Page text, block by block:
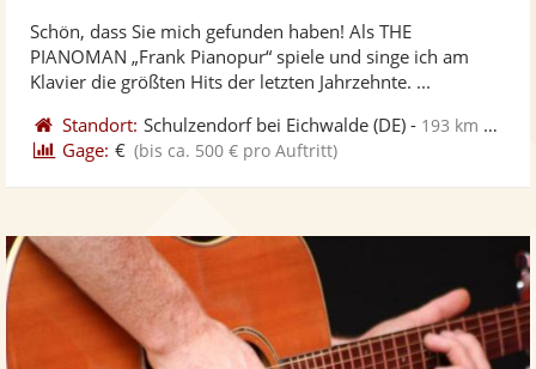
Schön, dass Sie mich gefunden haben! Als THE
PIANOMAN „Frank Pianopur“ spiele und singe ich am
Klavier die größten Hits der letzten Jahrzehnte. ...
Standort: Schulzendorf bei Eichwalde (DE) - 193 km von Greifswald
Gage: € (bis ca. 500 € pro Auftritt)